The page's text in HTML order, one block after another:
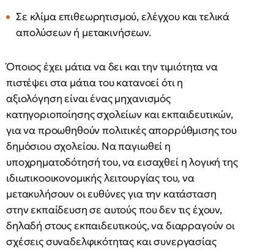
Σε κλίμα επιθεωρητισμού, ελέγχου και τελικά
απολύσεων ή μετακινήσεων.
Όποιος έχει μάτια να δει και την τιμιότητα να
πιστέψει στα μάτια του κατανοεί ότι η
αξιολόγηση είναι ένας μηχανισμός
κατηγοριοποίησης σχολείων και εκπαιδευτικών,
για να προωθηθούν πολιτικές απορρύθμισης του
δημόσιου σχολείου. Να παγιωθεί η
υποχρηματοδότησή του, να εισαχθεί η λογική της
ιδιωτικοοικονομικής λειτουργίας του, να
μετακυλήσουν οι ευθύνες για την κατάσταση
στην εκπαίδευση σε αυτούς που δεν τις έχουν,
δηλαδή στους εκπαιδευτικούς, να διαρραγούν οι
σχέσεις συναδελφικότητας και συνεργασίας